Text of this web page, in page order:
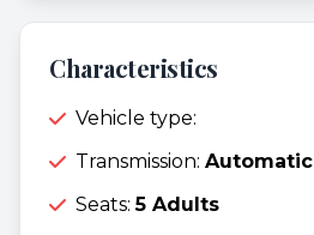
Characteristics
Vehicle type:
Transmission: Automatic
Seats:5 Adults